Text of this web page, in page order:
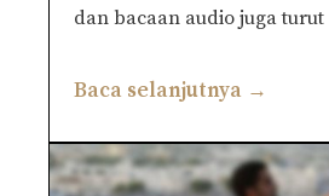
dan bacaan audio juga
Baca selanjutnya →